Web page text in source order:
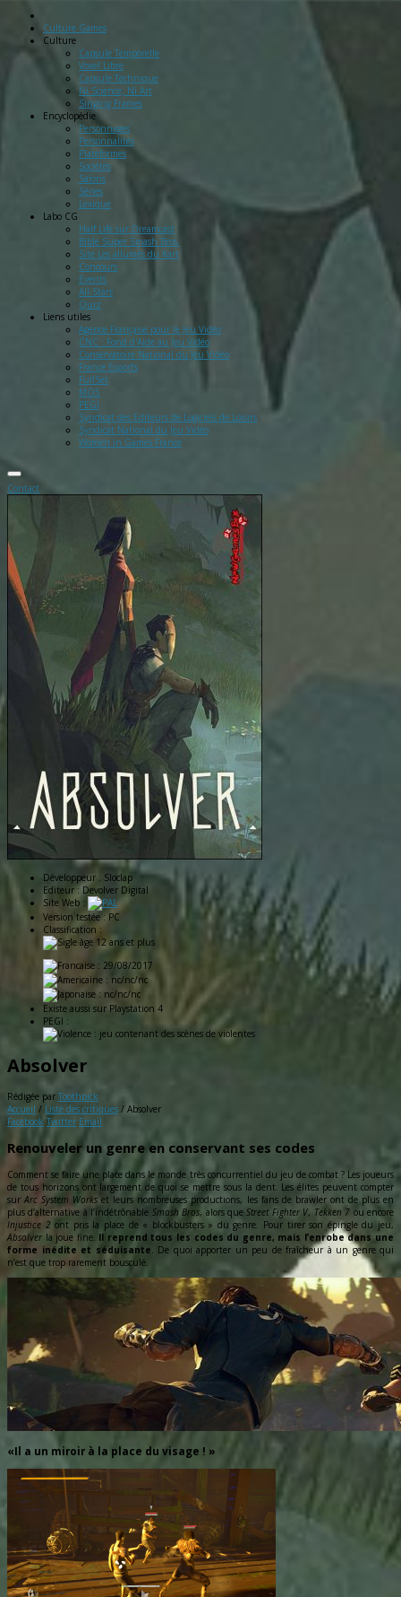
Culture Games
Culture
Capsule Temporelle
Voxel Libre
Capsule Technique
Ni Science, Ni Art
Singing Frames
Encyclopédie
Personnages
Personnalités
Plateformes
Sociétés
Salons
Séries
Lexique
Labo CG
Half Life sur Dreamcast
Bible Super Smash Bros.
Site Les allumés du Kart
Concours
Events
All-Stars
Quiz
Liens utiles
Agence Française pour le Jeu Vidéo
CNC : Fond d'Aide au Jeu Vidéo
Conservatoire National du Jeu Vidéo
France Esports
FullSet
MO5
PEGI
Syndicat des Editeurs de Logiciels de Loisirs
Syndicat National du Jeu Vidéo
Women in Games France
Contact
Développeur : Sloclap
Editeur : Devolver Digital
Site Web :
Version testée : PC
Classification :
: 29/08/2017
: nc/nc/nc
: nc/nc/nc
Existe aussi sur Playstation 4
PEGI :
Absolver
Rédigée par Toothpick
Accueil / Liste des critiques / Absolver
Facebook Twitter Email
Renouveler un genre en conservant ses codes
Comment se faire une place dans le monde très concurrentiel du jeu de combat ? Les joueurs
de tous horizons ont largement de quoi se mettre sous la dent. Les élites peuvent compter
surArc System Works et leurs nombreuses productions, les fans de brawler ont de plus en
plus d’alternative à l’indétrônable Smash Bros, alors que Street Fighter V, Tekken 7 ou encore
Injustice 2 ont pris la place de « blockbusters » du genre. Pour tirer son épingle du jeu,
Absolver la joue fine. Il reprend tous les codes du genre, mais l’enrobe dans une
forme inédite et séduisante . De quoi apporter un peu de fraîcheur à un genre qui
n’est que trop rarement bousculé.
«Il a un miroir à la place du visage ! »